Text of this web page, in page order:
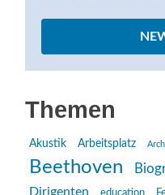
Themen
Akustik Arbeitsplatz
Beethoven
Dirigenten education